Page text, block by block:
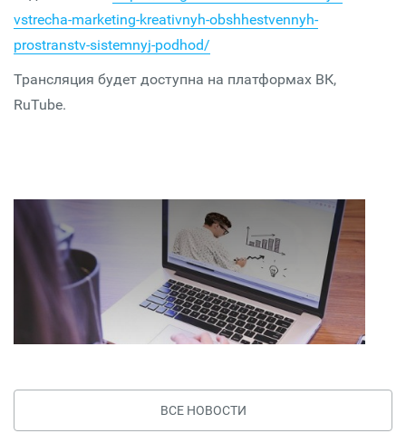
vstrecha-marketing-kreativnyh-obshhestvennyh-
prostranstv-sistemnyj-podhod/
Трансляция будет доступна на платформах ВК,
RuTube.
ВСЕ НОВОСТИ